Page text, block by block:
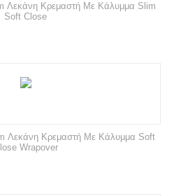
Λεκάνη Κρεμαστή Με Κάλυμμα Slim
Soft Close
Λεκάνη Κρεμαστή Με Κάλυμμα Soft
Wrapover